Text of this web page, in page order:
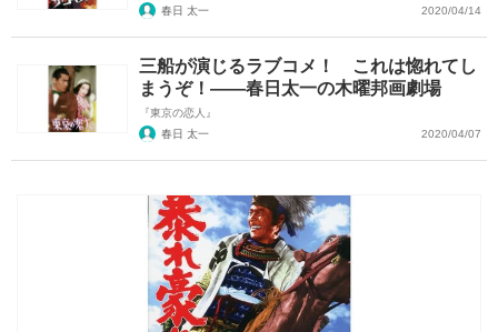
春日 太一
2020/04/14
三船が演じるラブコメ！ これは惚れてし
まうぞ！――春日太一の木曜邦画劇場
『東京の恋人』
春日 太一
2020/04/07